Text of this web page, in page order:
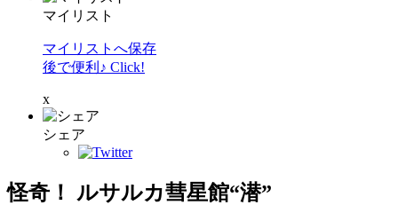
マイリスト
マイリストへ保存
後で便利♪ Click!
x
シェア
怪奇！ ルサルカ彗星館“潜”